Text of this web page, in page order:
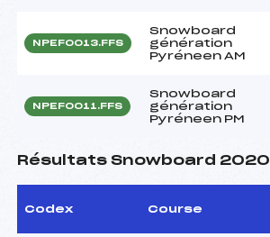
NPEF0013.FFS
Snowboard
génération
Pyréneen AM
NPEF0011.FFS
Snowboard
génération
Pyréneen PM
Résultats Snowboard 2020
Codex Course